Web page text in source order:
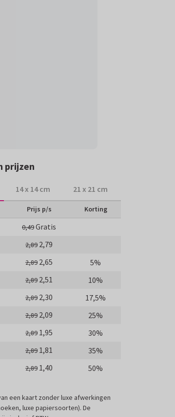
prijzen
14 x 14 cm 21 x 21 cm
Prijs p/s Korting
0,49Gratis
2,89 2,79
2,89 2,65
5%
2,89 2,51
10%
2,89 2,30
17,5%
2,89 2,09
25%
2,89 1,95
30%
2,89 1,81
35%
2,89 1,40 50%
een kaart zonder luxe afwerkingen
luxe papiersoorten). De